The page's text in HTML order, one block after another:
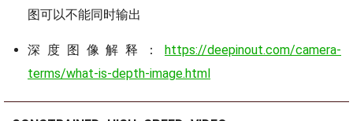
图可以不能同时输出
深度图像解释：
https://deepinout.com/camera-
terms/what-is-depth-image.html